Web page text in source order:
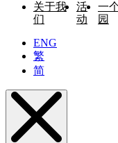
关于我
们
活
动
一
园
ENG
繁
简